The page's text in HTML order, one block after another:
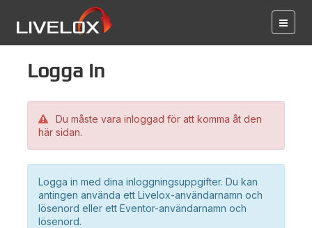
Logga in
Du måste vara inloggad för att komma åt den
här sidan.
Logga in med dina inloggningsuppgifter. Du kan
antingen använda ett Livelox-användarnamn och
lösenord eller ett Eventor-användarnamn och
lösenord.